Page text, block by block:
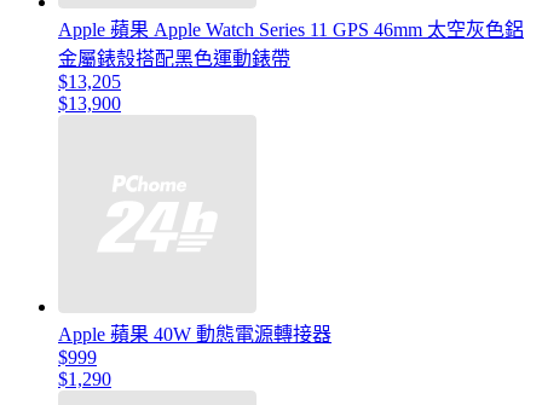
Apple 蘋果 Apple Watch Series 11 GPS 46mm 太空灰色鋁
金屬錶殼搭配黑色運動錶帶
$13,205
$13,900
Apple 蘋果 40W 動態電源轉接器
$999
$1,290